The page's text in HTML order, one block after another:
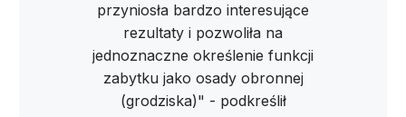
przyniosła bardzo interesujące
rezultaty i pozwoliła na
jednoznaczne określenie funkcji
zabytku jako osady obronnej
(grodziska)" - podkreślił